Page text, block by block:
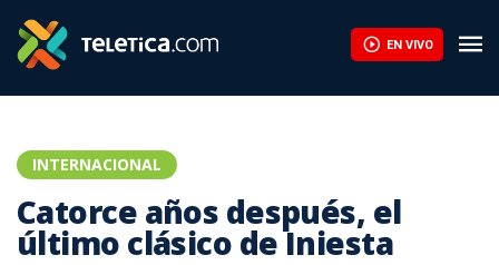
EN VIVO
INTERNACIONAL
Catorce años después, el
último clásico de Iniesta